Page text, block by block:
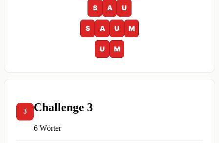
S A U
S A U M
U M
3 Challenge 3
6 Wörter